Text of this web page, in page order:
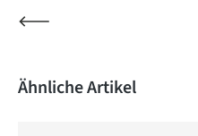
Produktgalerie überspringen
Ähnliche Artikel